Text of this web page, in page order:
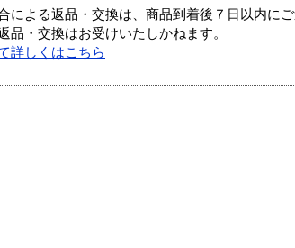
による返品・交換は、商品到着後７日以内に
品・交換はお受けいたしかねます。
詳しくはこちら